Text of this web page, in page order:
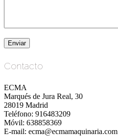
Contacto
ECMA
Marqués de Jura Real, 30
28019 Madrid
Teléfono: 916483209
Móvil: 638858369
E-mail: ecma@ecmamaquinaria.com